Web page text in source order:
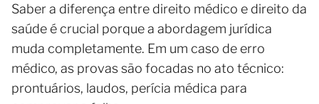
Saber a diferença entre direito médico e direito da
saúde é crucial porque a abordagem jurídica
muda completamente. Em um caso de erro
médico, as provas são focadas no ato técnico:
prontuários, laudos, perícia médica para